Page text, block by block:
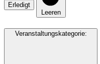
Erledigt
Leeren
Veranstaltungskategorie: